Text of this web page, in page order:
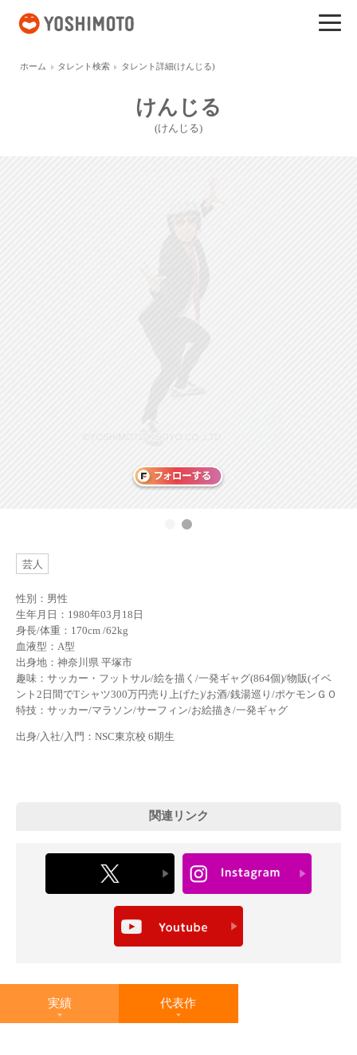
ホーム タレント検索 タレント詳細(けんじる)
けんじる
(けんじる)
芸人
性別：男性
生年月日：1980年03月18日
身長/体重：170cm /62kg
血液型：A型
出身地：神奈川県 平塚市
趣味：サッカー・フットサル/絵を描く/一発ギャグ(864個)/物販(イベ
ント2日間でTシャツ300万円売り上げた)/お酒/銭湯巡り/ポケモンＧＯ
特技：サッカー/マラソン/サーフィン/お絵描き/一発ギャグ
出身/入社/入門：NSC東京校 6期生
関連リンク
実績 代表作